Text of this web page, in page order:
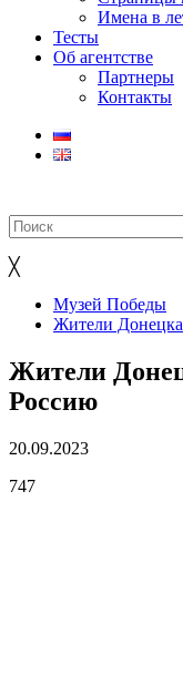
Имена в
Тесты
Об агентстве
Партнеры
Контакты
╳
Музей Победы
Жители
Жители
Россию
20.09.2023
747